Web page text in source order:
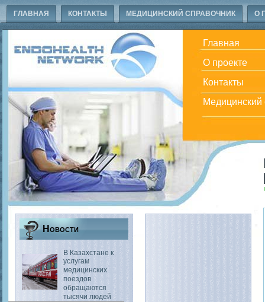
ГЛАВНАЯ КОНТАКТЫ МЕДИЦИНСКИЙ СПРАВОЧНИК О
Главная
О проекте
Контакты
Медицинский
Новости
В Казахстане к
услугам
медицинских
поездов
обращаются
тысячи людей